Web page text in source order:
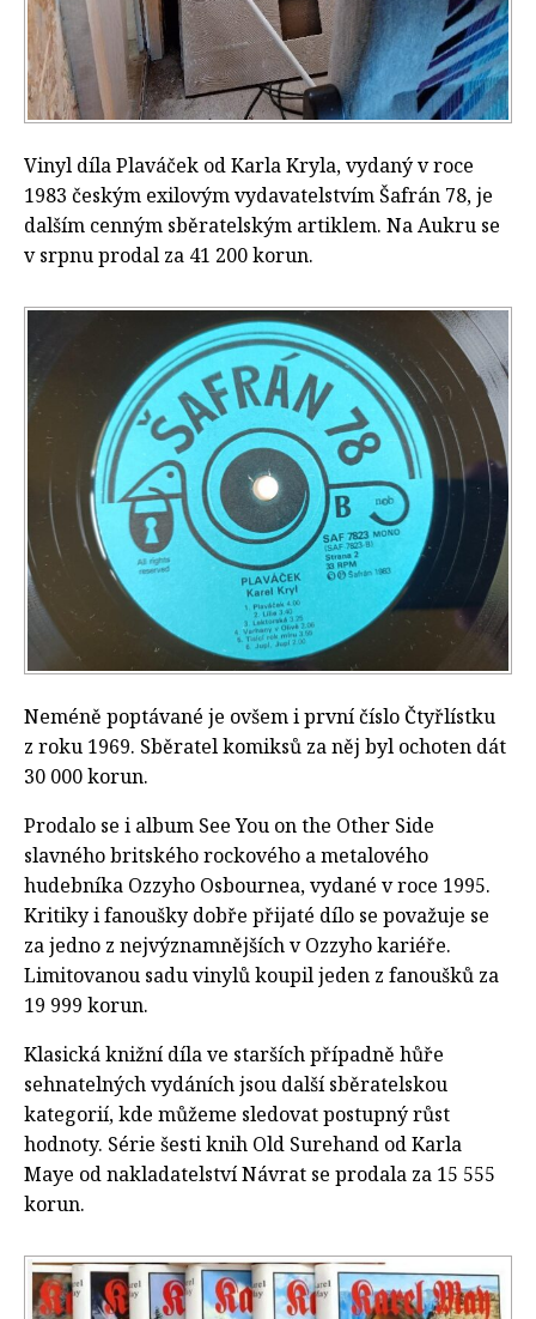
Vinyl díla Plaváček od Karla Kryla, vydaný v roce
1983 českým exilovým vydavatelstvím Šafrán 78, je
dalším cenným sběratelským artiklem. Na Aukru se
v srpnu prodal za 41 200 korun.
Neméně poptávané je ovšem i první číslo Čtyřlístku
z roku 1969. Sběratel komiksů za něj byl ochoten dát
30 000 korun.
Prodalo se i album See You on the Other Side
slavného britského rockového a metalového
hudebníka Ozzyho Osbournea, vydané v roce 1995.
Kritiky i fanoušky dobře přijaté dílo se považuje se
za jedno z nejvýznamnějších v Ozzyho kariéře.
Limitovanou sadu vinylů koupil jeden z fanoušků za
19 999 korun.
Klasická knižní díla ve starších případně hůře
sehnatelných vydáních jsou další sběratelskou
kategorií, kde můžeme sledovat postupný růst
hodnoty. Série šesti knih Old Surehand od Karla
Maye od nakladatelství Návrat se prodala za 15 555
korun.